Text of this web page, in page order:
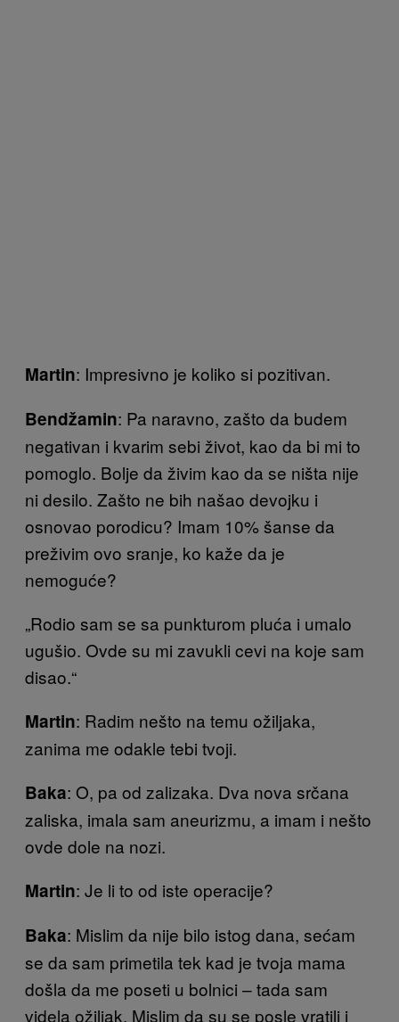
Martin: Impresivno je koliko si pozitivan.
Bendžamin: Pa naravno, zašto da budem
negativan i kvarim sebi život, kao da bi mi to
pomoglo. Bolje da živim kao da se ništa nije
ni desilo. Zašto ne bih našao devojku i
osnovao porodicu? Imam 10% šanse da
preživim ovo sranje, ko kaže da je
nemoguće?
„Rodio sam se sa punkturom pluća i umalo
ugušio. Ovde su mi zavukli cevi na koje sam
disao.“
Martin: Radim nešto na temu ožiljaka,
zanima me odakle tebi tvoji.
Baka: O, pa od zalizaka. Dva nova srčana
zaliska, imala sam aneurizmu, a imam i nešto
ovde dole na nozi.
Martin: Je li to od iste operacije?
Baka: Mislim da nije bilo istog dana, sećam
se da sam primetila tek kad je tvoja mama
došla da me poseti u bolnici – tada sam
videla ožiljak. Mislim da su se posle vratili i